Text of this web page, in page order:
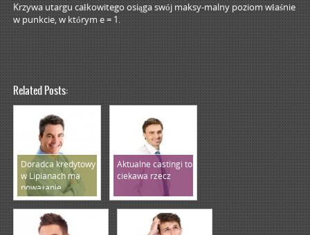
Krzywa utargu całkowitego osiąga swój maksy-malny poziom właśnie
w punkcie, w którym e = 1.
Related Posts:
Doradca kredytowy
w Lipianach ma
poważanie
Aktualne castingi to
ciekawa rzecz